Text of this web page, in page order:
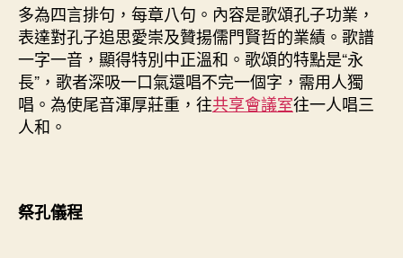
多為四言排句，每章八句。內容是歌頌孔子功業，
表達對孔子追思愛崇及贊揚儒門賢哲的業績。歌譜
一字一音，顯得特別中正溫和。歌頌的特點是“永
長”，歌者深吸一口氣還唱不完一個字，需用人獨
唱。為使尾音渾厚莊重，往共享會議室往一人唱三
人和。
祭孔儀程